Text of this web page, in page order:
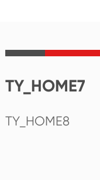
TY_HOME7
TY_HOME8